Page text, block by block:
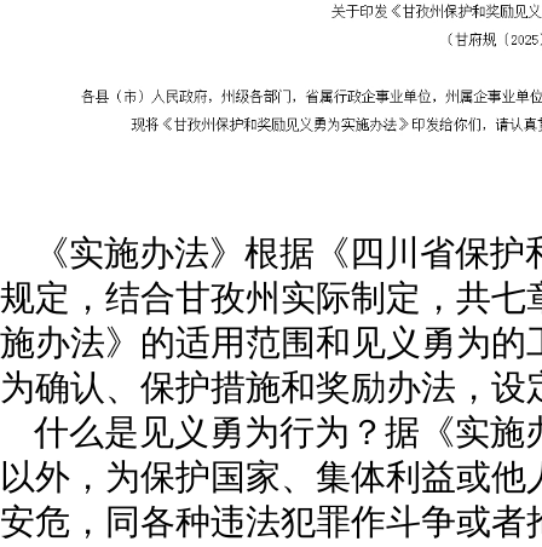
《实施办法》根据《四川省保
规定，结合甘孜州实际制定，共
施办法》的适用范围和见义勇为
为确认、保护措施和奖励办法，设
什么是见义勇为行为？据《实
以外，为保护国家、集体利益或
安危，同各种违法犯罪作斗争或